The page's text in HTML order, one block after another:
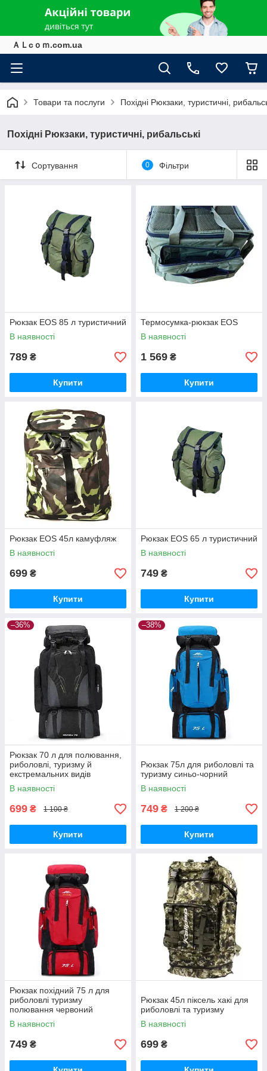
ＡＬcｏｍ.com.ua
Товари та послуги Похідні Рюкзаки, туристичні,
Похідні Рюкзаки, туристичні, рибальські
Сортування 0 Фільтри
Рюкзак EOS 85 л туристичний
В наявності
789 ₴
Купити
Термосумка-рюкзак EOS
В наявності
1 569 ₴
Купити
Рюкзак EOS 45л камуфляж
В наявності
699 ₴
Купити
Рюкзак EOS 65 л туристичний
В наявності
749 ₴
Купити
–36%
Рюкзак 70 л для полювання,
риболовлі, туризму й
екстремальних видів
відпочинку чорний
В наявності
699 ₴ 1 100 ₴
Купити
–38%
Рюкзак 75л для риболовлі та
туризму синьо-чорний
В наявності
749 ₴ 1 200 ₴
Купити
Рюкзак похідний 75 л для
риболовлі туризму
полювання червоний
В наявності
749 ₴
Рюкзак 45л піксель хакі для
риболовлі та туризму
В наявності
699 ₴